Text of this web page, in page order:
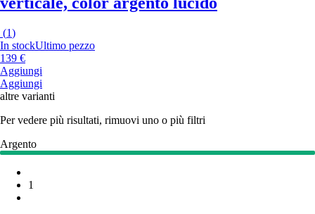
(1)
In stockUltimo pezzo
139 €
Aggiungi
Aggiungi
altre varianti
Per vedere più risultati, rimuovi uno o più filtri
Argento
1